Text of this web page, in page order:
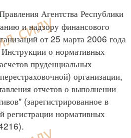
Агентства Республики
и надзору финансового
от 25 марта 2006 года
о нормативных
пруденциальных
организации,
отчетов о выполнении
(зарегистрированное в
регистрации нормативных